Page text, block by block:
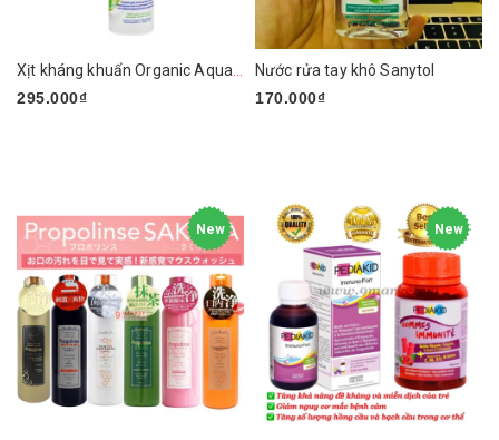
295.000₫
Nước rửa tay khô Sanytol
170.000₫
New New